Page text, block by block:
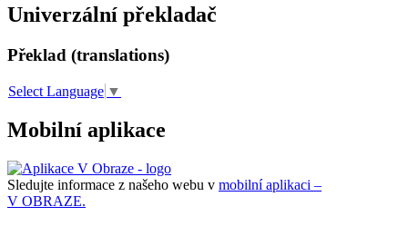
Univerzální překladač
Překlad (translations)
Select Language ▼
Mobilní aplikace
Sledujte informace z našeho webu v mobilní aplikaci –
V OBRAZE.